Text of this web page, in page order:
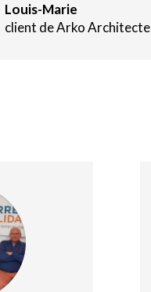
Louis-Marie
client de Arko Architecte